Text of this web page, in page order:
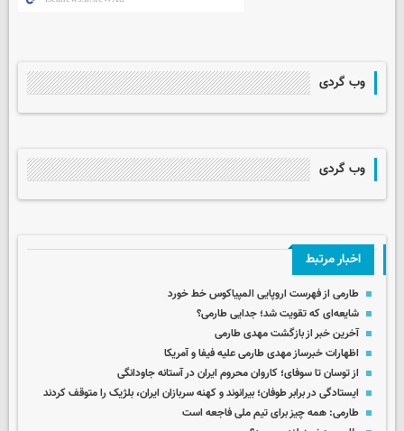
وب گردی
وب گردی
اخبار مرتبط
طارمی از فهرست اروپایی المپیاکوس خط خورد
شایعه‌ای که تقویت شد؛ جدایی طارمی؟
آخرین خبر از بازگشت مهدی طارمی
اظهارات خبرساز مهدی طارمی علیه فیفا و آمریکا
از توسان تا سوفای؛ کاروان محروم ایران در آستانه جاودانگی
ایستادگی در برابر طوفان؛ بیرانوند و کهنه‌ سربازان ایران، بلژیک را متوقف کردند
طارمی: همه چیز برای تیم ملی فاجعه است